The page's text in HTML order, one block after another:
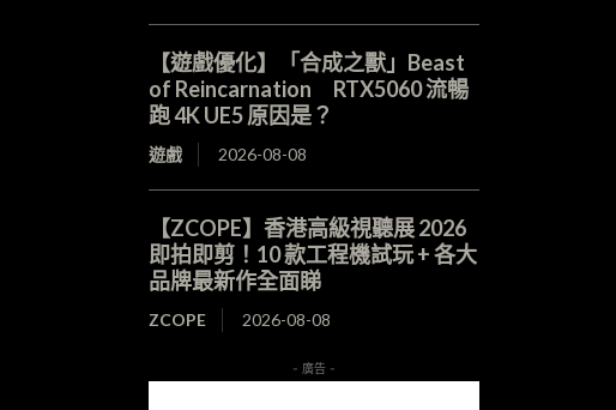
【遊戲優化】「合成之獸」Beast
of Reincarnation RTX5060 流暢
跑 4K UE5 原因是？
遊戲 2026-08-08
【ZCOPE】香港高級視聽展 2026
即拍即剪！10 款工程機試玩 + 各大
品牌最新作全面睇
ZCOPE 2026-08-08
- 廣告 -